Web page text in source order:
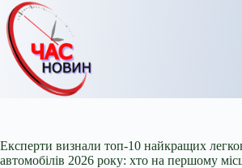
Перейти
до
вмісту
Експерти визнали топ-10 найкращих
автомобілів 2026 року: хто на першому